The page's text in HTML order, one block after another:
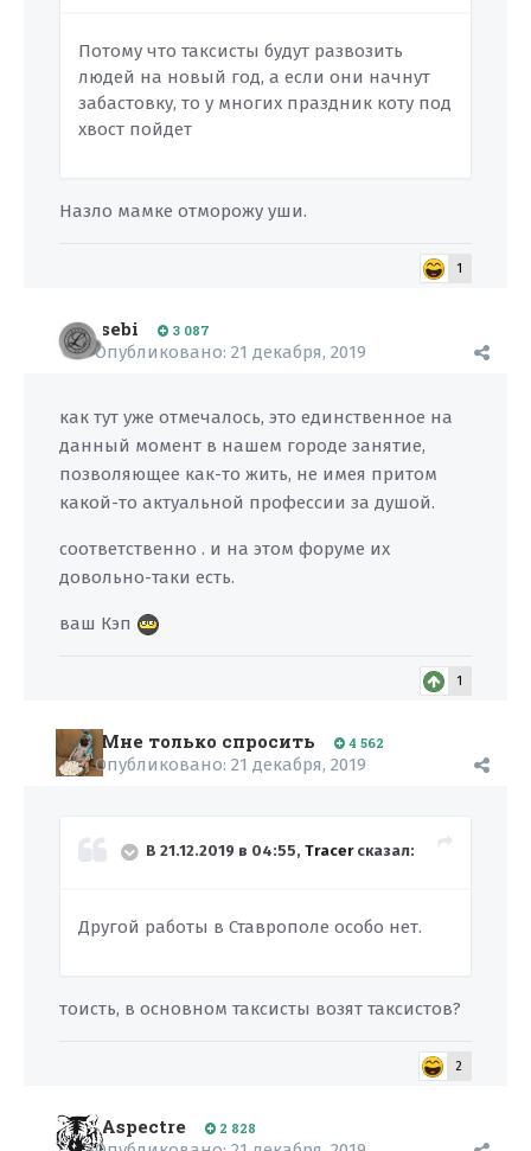
Потому что таксисты будут развозить
людей на новый год, а если они начнут
забастовку, то у многих праздник коту под
хвост пойдет
Назло мамке отморожу уши.
1
sebi 3 087
Опубликовано: 21 декабря, 2019
как тут уже отмечалось, это единственное на
данный момент в нашем городе занятие,
позволяющее как-то жить, не имея притом
какой-то актуальной профессии за душой.
соответственно . и на этом форуме их
довольно-таки есть.
ваш Кэп
1
Мне только спросить 4 562
Опубликовано: 21 декабря, 2019
В 21.12.2019 в 04:55, Tracerсказал:
Другой работы в Ставрополе особо нет.
тоисть, в основном таксисты возят таксистов?
2
Aspectre 2 828